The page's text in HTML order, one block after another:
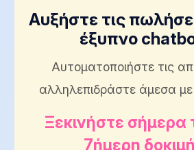
Αυξήστε τις
έξυπνο
Αυτοματοποιήστε τις
αλληλεπιδράστε άμεσα
Ξεκινήστε
7ήμερη